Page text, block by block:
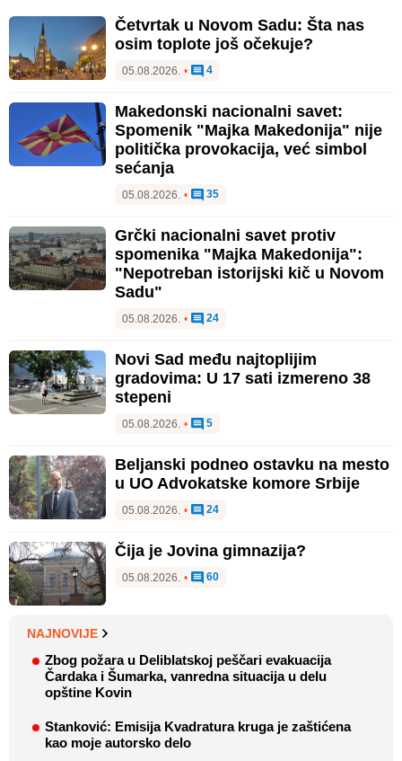
Četvrtak u Novom Sadu: Šta nas
osim toplote još očekuje?
05.08.2026. • 4
Makedonski nacionalni savet:
Spomenik "Majka Makedonija" nije
politička provokacija, već simbol
sećanja
05.08.2026. • 35
Grčki nacionalni savet protiv
spomenika "Majka Makedonija":
"Nepotreban istorijski kič u Novom
Sadu"
05.08.2026. • 24
Novi Sad među najtoplijim
gradovima: U 17 sati izmereno 38
stepeni
05.08.2026. • 5
Beljanski podneo ostavku na mesto
u UO Advokatske komore Srbije
05.08.2026. • 24
Čija je Jovina gimnazija?
05.08.2026. • 60
NAJNOVIJE
Zbog požara u Deliblatskoj peščari evakuacija
Čardaka i Šumarka, vanredna situacija u delu
opštine Kovin
Stanković: Emisija Kvadratura kruga je zaštićena
kao moje autorsko delo